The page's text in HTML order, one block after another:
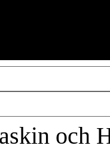
och